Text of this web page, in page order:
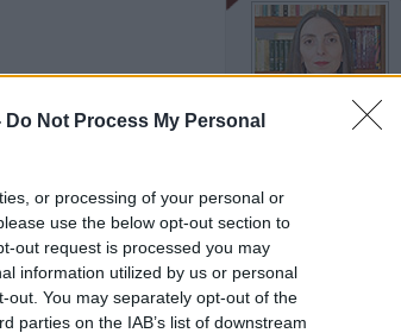
Do Not Process My Personal
or processing of your personal or
use the below opt-out section to
out request is processed you may
information utilized by us or personal
You may separately opt-out of the
parties on the IAB’s list of downstream